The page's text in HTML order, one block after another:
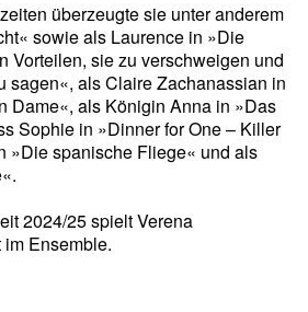
überzeugte sie unter anderem
sowie als Laurence in »Die
Vorteilen, sie zu verschweigen und
sagen«, als Claire Zachanassian in
Dame«, als Königin Anna in »Das
Sophie in »Dinner for One – Killer
»Die spanische Fliege« und als
2024/25 spielt Verena
Ensemble.